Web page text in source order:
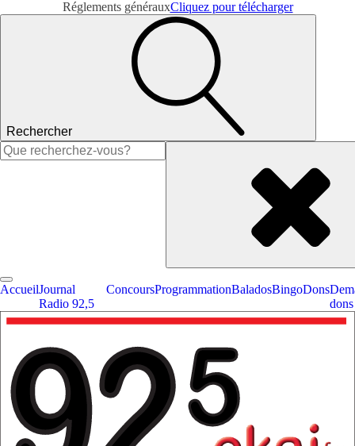
Réglements générauxCliquez pour télécharger
Rechercher
Rechercher :
AccueilJournal
Radio 92,5
ConcoursProgrammationBaladosBingoDons
dons